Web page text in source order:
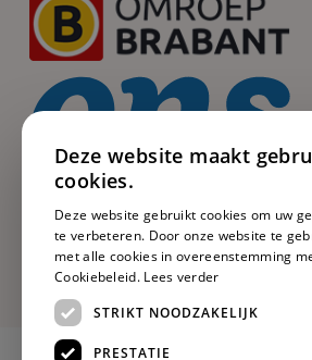
Deze website maakt
cookies.
Deze website gebruikt cookies om uw
te verbeteren. Door onze website te
met alle cookies in overeenstemming
Cookiebeleid. Lees verder
STRIKT NOODZAKELIJK
PRESTATIE